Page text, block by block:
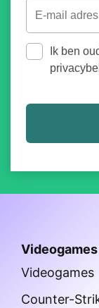
Ik ben
Videogames
Videogames
Counter-